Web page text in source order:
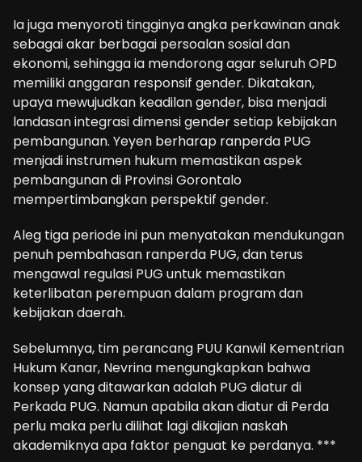
Ia juga menyoroti tingginya angka perkawinan anak
sebagai akar berbagai persoalan sosial dan
ekonomi, sehingga ia mendorong agar seluruh OPD
memiliki anggaran responsif gender. Dikatakan,
upaya mewujudkan keadilan gender, bisa menjadi
landasan integrasi dimensi gender setiap kebijakan
pembangunan. Yeyen berharap ranperda PUG
menjadi instrumen hukum memastikan aspek
pembangunan di Provinsi Gorontalo
mempertimbangkan perspektif gender.
Aleg tiga periode ini pun menyatakan mendukungan
penuh pembahasan ranperda PUG, dan terus
mengawal regulasi PUG untuk memastikan
keterlibatan perempuan dalam program dan
kebijakan daerah.
Sebelumnya, tim perancang PUU Kanwil Kementrian
Hukum Kanar, Nevrina mengungkapkan bahwa
konsep yang ditawarkan adalah PUG diatur di
Perkada PUG. Namun apabila akan diatur di Perda
perlu maka perlu dilihat lagi dikajian naskah
akademiknya apa faktor penguat ke perdanya. ***